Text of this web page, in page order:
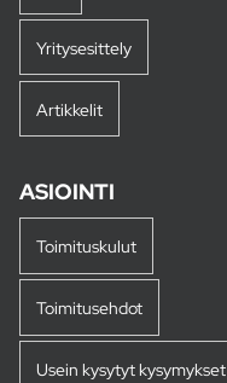
Yritysesittely
Artikkelit
ASIOINTI
Toimituskulut
Toimitusehdot
Usein kysytyt kysymykset